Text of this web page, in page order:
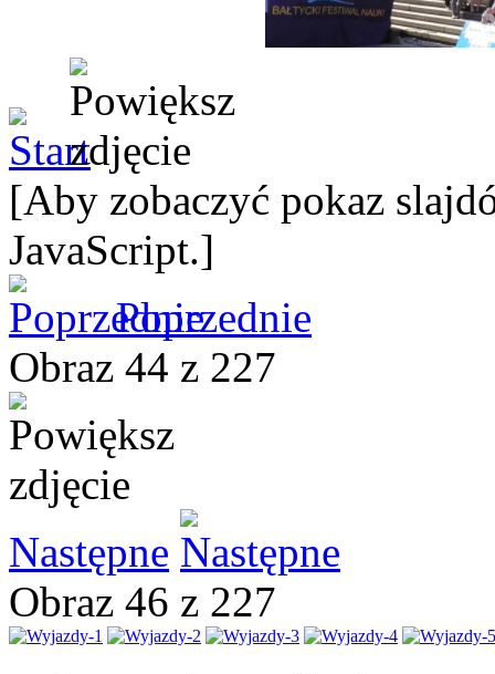
[Aby zobaczyć pokaz
JavaScript.]
Poprzednie
Obraz 44 z 227
Następne
Obraz 46 z 227